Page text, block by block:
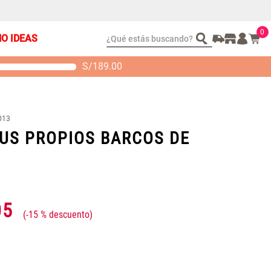
IDEAS ¿Qué estás buscando? 0
S/189.00
PROPIOS BARCOS DE
-15 %